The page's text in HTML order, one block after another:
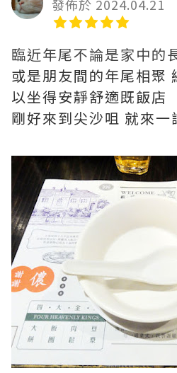
發佈於 2024.04.21
臨近年尾不論是家中的
或是朋友間的年尾相聚
以坐得安靜舒適既飯店
剛好來到尖沙咀 就來一